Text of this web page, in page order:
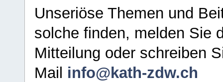
Unseriöse Themen und
solche finden, melden Sie
Mitteilung oder schreiben
Mail info@kath-zdw.ch